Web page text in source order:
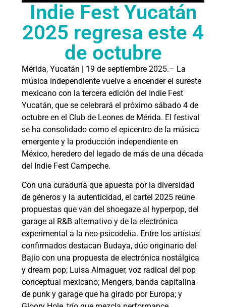
Indie Fest Yucatán
2025 regresa este 4
de octubre
Mérida, Yucatán | 19 de septiembre 2025.– La
música independiente vuelve a encender el sureste
mexicano con la tercera edición del Indie Fest
Yucatán, que se celebrará el próximo sábado 4 de
octubre en el Club de Leones de Mérida. El festival
se ha consolidado como el epicentro de la música
emergente y la producción independiente en
México, heredero del legado de más de una década
del Indie Fest Campeche.
Con una curaduría que apuesta por la diversidad
de géneros y la autenticidad, el cartel 2025 reúne
propuestas que van del shoegaze al hyperpop, del
garage al R&B alternativo y de la electrónica
experimental a la neo-psicodelia. Entre los artistas
confirmados destacan Budaya, dúo originario del
Bajío con una propuesta de electrónica nostálgica
y dream pop; Luisa Almaguer, voz radical del pop
conceptual mexicano; Mengers, banda capitalina
de punk y garage que ha girado por Europa; y